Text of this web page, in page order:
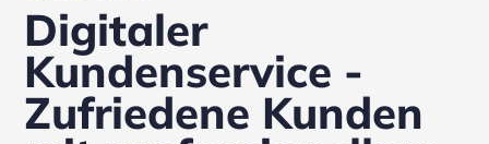
Digitaler
Kundenservice -
Zufriedene Kunden